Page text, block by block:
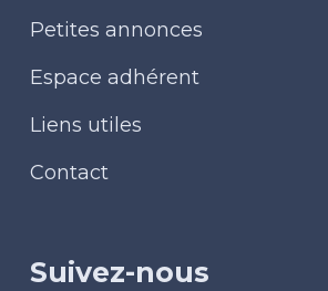
Petites annonces
Espace adhérent
Liens utiles
Contact
Suivez-nous